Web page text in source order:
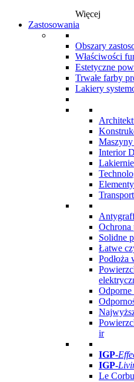
Więcej
Zastosowania
Obszary
Właściwości
Estetyczne
Trwałe farby
Lakiery
Interior
Lakiernie
Ochrona
Solidne
Łatwe
Podłoża
ir
IGP-
IGP-
Le